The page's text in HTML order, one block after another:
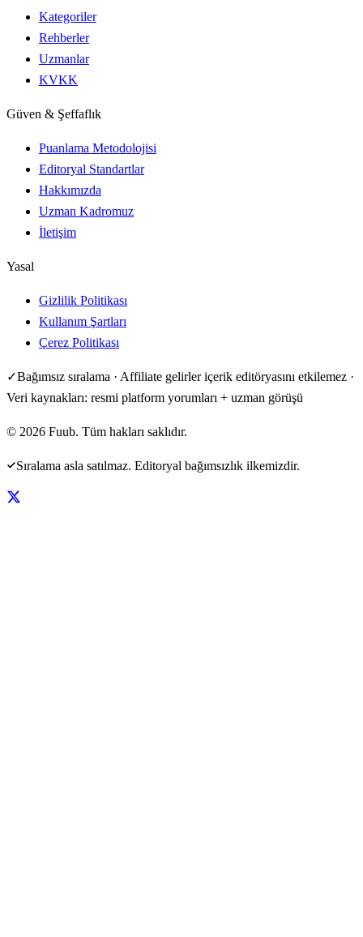
Kategoriler
Rehberler
Uzmanlar
KVKK
Güven & Şeffaflık
Puanlama Metodolojisi
Editoryal Standartlar
Hakkımızda
Uzman Kadromuz
İletişim
Yasal
Gizlilik Politikası
Kullanım Şartları
Çerez Politikası
✓Bağımsız sıralama · Affiliate gelirler içerik editöryasını etkilemez ·
Veri kaynakları: resmi platform yorumları + uzman görüşü
© 2026 Fuub. Tüm hakları saklıdır.
Sıralama asla satılmaz. Editoryal bağımsızlık ilkemizdir.